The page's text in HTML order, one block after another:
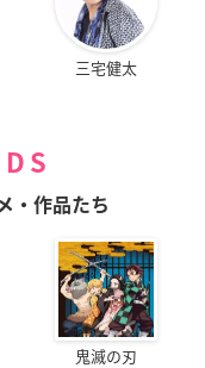
三宅健太
・作品たち
鬼滅の刃